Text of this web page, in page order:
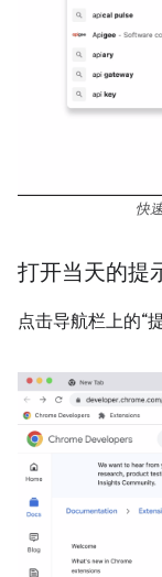
快
打开当天的提
点击导航栏上的“